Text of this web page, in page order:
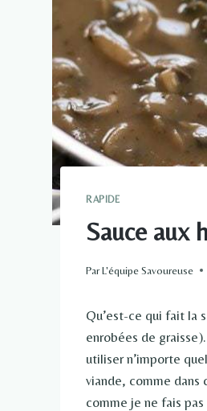
RAPIDE
Sauce aux
ParL'équipe Savoureuse
Qu’est-ce qui fait la
enrobées de
utiliser n’importe
viande, comme dans
comme je ne fais